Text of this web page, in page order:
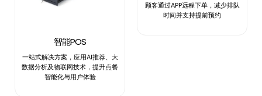
智能POS
一站式解决方案，应用AI推荐、大
数据分析及物联网技术，提升点餐
智能化与用户体验
顾客通过APP远程下单，减少排队
时间并支持提前预约